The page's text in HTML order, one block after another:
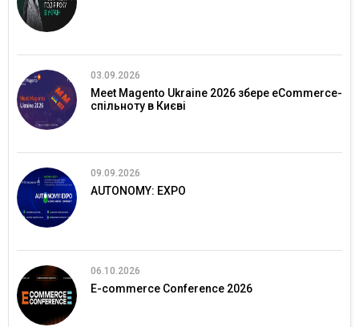
03.09.2026
Meet Magento Ukraine 2026 збере eCommerce-
спільноту в Києві
09.09.2026
AUTONOMY: EXPO
06.10.2026
E-commerce Conference 2026